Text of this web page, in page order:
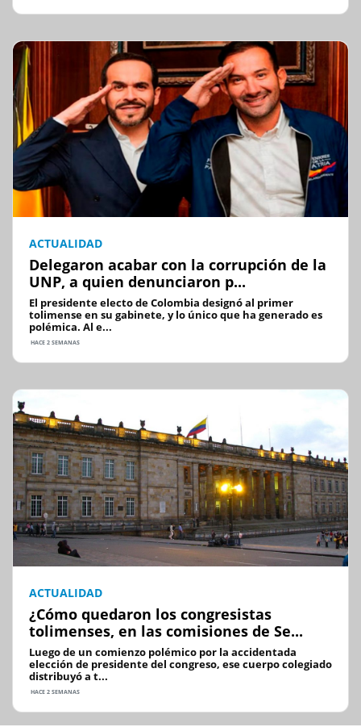
ACTUALIDAD
Delegaron acabar con la corrupción de la
UNP, a quien denunciaron p...
El presidente electo de Colombia designó al primer
tolimense en su gabinete, y lo único que ha generado es
polémica. Al e...
HACE 2 SEMANAS
ACTUALIDAD
¿Cómo quedaron los congresistas
tolimenses, en las comisiones de Se...
Luego de un comienzo polémico por la accidentada
elección de presidente del congreso, ese cuerpo colegiado
distribuyó a t...
HACE 2 SEMANAS